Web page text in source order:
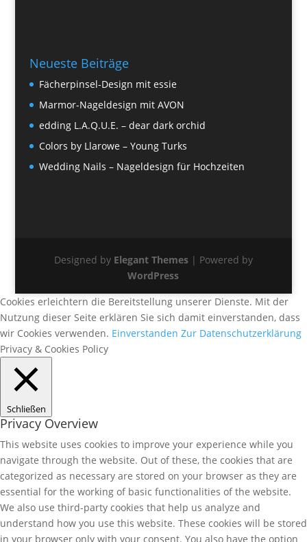
Neueste Beiträge
Fächerpinsel-Design mit essie
Marmor-Nageldesign mit AVON
edding L.A.Q.U.E. – dear dark orchid
Colors by Llarowe – Young Turks
Wedding Nails – Nageldesign für Hochzeiten
Designed by Elegant Themes| Powered by
WordPress
Cookies erleichtern die Bereitstellung unserer Dienste. Mit der
Nutzung dieser Seite erklären Sie sich damit einverstanden, dass
wir Cookies verwenden. Einverstanden Zur Datenschutzerklärung
Privacy & Cookies Policy
Schließen
Privacy Overview
This website uses cookies to improve your experience while you
navigate through the website. Out of these, the cookies that are
categorized as necessary are stored on your browser as they are
essential for the working of basic functionalities of the website.
We also use third-party cookies that help us analyze and
understand how you use this website. These cookies will be stored
in your browser only with your consent. You also have the option